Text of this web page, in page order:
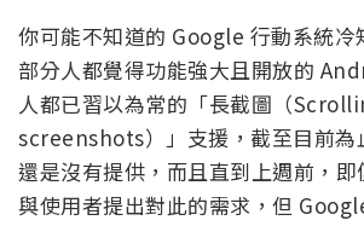
你可能不知道的 Google 行動系統冷
部分人都覺得功能強大且開放的
人都已習以為常的「長截圖（
screenshots）」支援，截至目前為
還是沒有提供，而且直到上週前，
與使用者提出對此的需求，但